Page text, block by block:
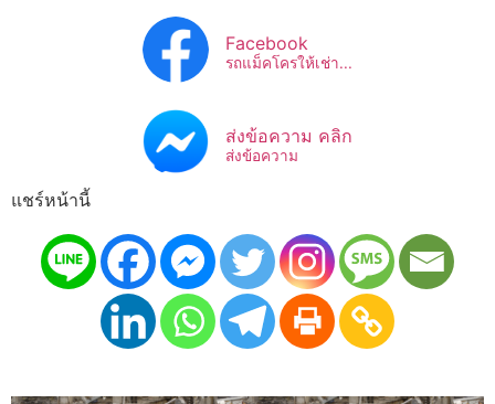
Facebook
รถแม็คโครให้เช่า...
ส่งข้อความ คลิก
ส่งข้อความ
แชร์หน้านี้